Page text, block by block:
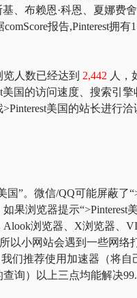
、布赖恩·科恩、夏娜费
报告,Pinterest拥
览人数已经达到 2,442 人，
美国的访问速度、搜索引
美国的站长进行
国”。微信/QQ可能屏蔽
果浏览器提示
浏览器、X浏览器、
小网站会遇到一些网络
们推荐使用加速器（将
询）以上三点均能解决